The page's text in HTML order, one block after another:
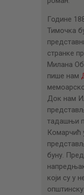
Године
Тимочка
странке
Милана
пише нам
Док нам
тадашњи
Комарчић
буну.
који су у